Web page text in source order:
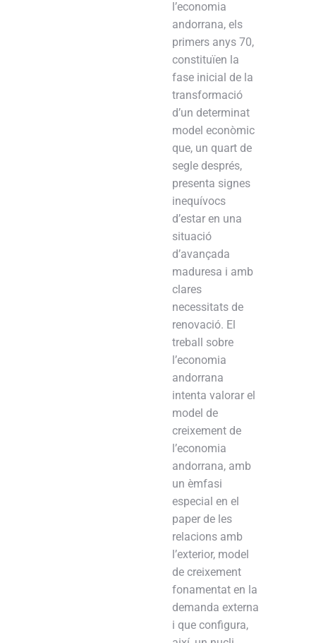
l’economia
andorrana, els
primers anys 70,
constituïen la
fase inicial de la
transformació
d’un determinat
model econòmic
que, un quart de
segle després,
presenta signes
inequívocs
d’estar en una
situació
d’avançada
maduresa i amb
clares
necessitats de
renovació. El
treball sobre
l’economia
andorrana
intenta valorar el
model de
creixement de
l’economia
andorrana, amb
un èmfasi
especial en el
paper de les
relacions amb
l’exterior, model
de creixement
fonamentat en la
demanda externa
i que configura,